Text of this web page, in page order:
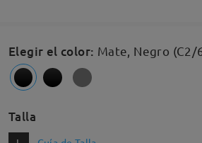
Elegir el color: Mate, Negro (C2/
Talla